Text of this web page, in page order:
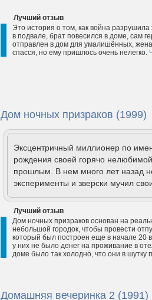
Лучший отзыв
Это история о том, как война
в подвале, брат повесился в доме, сам
отправлен в дом для умалишённых,
спасся, но ему пришлось очень нелегко.
Дом ночных призраков (1999)
Эксцентричный миллионер по
рождения своей горячо
прошлым. В нем много лет назад
эксперименты и зверски мучил
Лучший отзыв
Дом ночных призраков основан на
небольшой городок, чтобы провести
который был построен еще в начале 20
у них не было денег на проживание в
доме было так холодно, что они в шутку
Домашняя вечеринка 2 (1991)